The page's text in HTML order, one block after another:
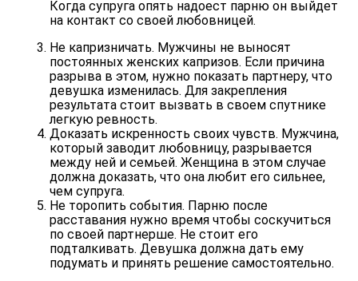
Когда супруга опять надоест парню он выйдет
на контакт со своей любовницей.
Не капризничать. Мужчины не выносят
постоянных женских капризов. Если причина
разрыва в этом, нужно показать партнеру, что
девушка изменилась. Для закрепления
результата стоит вызвать в своем спутнике
легкую ревность.
Доказать искренность своих чувств. Мужчина,
который заводит любовницу, разрывается
между ней и семьей. Женщина в этом случае
должна доказать, что она любит его сильнее,
чем супруга.
Не торопить события. Парню после
расставания нужно время чтобы соскучиться
по своей партнерше. Не стоит его
подталкивать. Девушка должна дать ему
подумать и принять решение самостоятельно.